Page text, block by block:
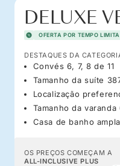
DELUXE
OFERTA POR TEMPO
DESTAQUES DA
Convés 6, 7, 8 de 11
Tamanho da suíte
Localização
Tamanho da
Casa de banho
OS PREÇOS COMEÇAM A
ALL-INCLUSIVE PLUS